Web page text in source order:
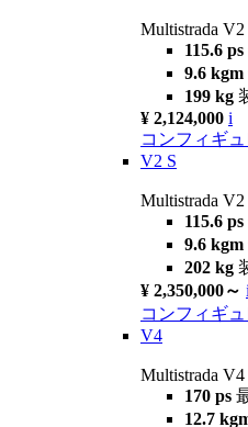
Multistrada V2
115.6 ps
9.6 kgm
199 kg
¥ 2,124,000 i
コンフィギ
V2 S
Multistrada V2
115.6 ps
9.6 kgm
202 kg
¥ 2,350,000～ i
コンフィギ
V4
Multistrada V4
170 ps
12.7